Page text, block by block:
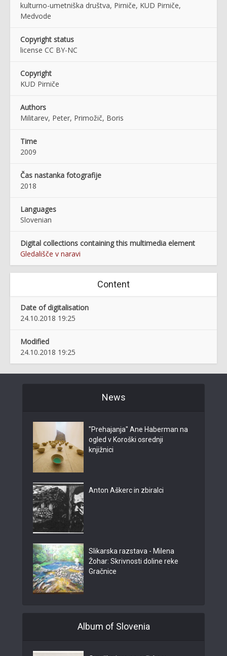
kulturno-umetniška društva, Pirniče, KUD Pirniče,
Medvode
Copyright status
license CC BY-NC
Copyright
KUD Pirniče
Authors
Militarev, Peter, Primožič, Boris
Time
2009
Čas nastanka fotografije
2018
Languages
Slovenian
Digital collections containing this multimedia element
Gledališče v naravi
Content
Date of digitalisation
24.10.2018 19:25
Modified
24.10.2018 19:25
News
"Prehajanja" Ane Haberman na
ogled v Koroški osrednji
knjižnici
Anton Aškerc in zbiralci
Slikarska razstava - Milena
Žohar: Skrivnosti doline reke
Gračnice
Album of Slovenia